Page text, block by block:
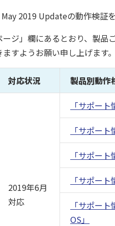
2019 Updateの動作検証を
ジ」欄にあるとおり、製
すようお願い申し上げます。
対応状況 製品別動作
2019年6月
対応
「サポー
「サポー
「サポー
「サポー
「サポー
OS」